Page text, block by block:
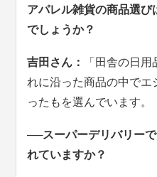
アパレル雑貨の商品選
でしょうか？
吉田さん：
「田舎の日
れに沿った商品の中でエ
ったもを選んでいます。
──スーパーデリバリー
れていますか？